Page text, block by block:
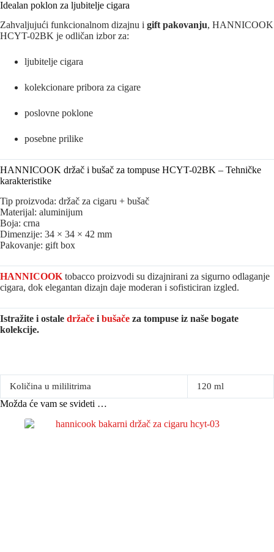
Idealan poklon za ljubitelje cigara
Zahvaljujući funkcionalnom dizajnu i gift pakovanju, HANNICOOK
HCYT-02BK je odličan izbor za:
ljubitelje cigara
kolekcionare pribora za cigare
poslovne poklone
posebne prilike
HANNICOOK držač i bušač za tompuse HCYT-02BK – Tehničke
karakteristike
Tip proizvoda: držač za cigaru + bušač
Materijal: aluminijum
Boja: crna
Dimenzije: 34 × 34 × 42 mm
Pakovanje: gift box
HANNICOOK tobacco proizvodi su dizajnirani za sigurno odlaganje
cigara, dok elegantan dizajn daje moderan i sofisticiran izgled.
Istražite i ostale držače i bušače za tompuse iz naše bogate
kolekcije.
Količina u mililitrima 120 ml
Možda će vam se svideti …